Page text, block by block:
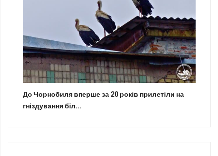
До Чорнобиля вперше за 20 років прилетіли на
гніздування біл...